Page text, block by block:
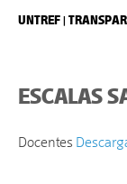
UNTREF |
ESCALAS
Docentes